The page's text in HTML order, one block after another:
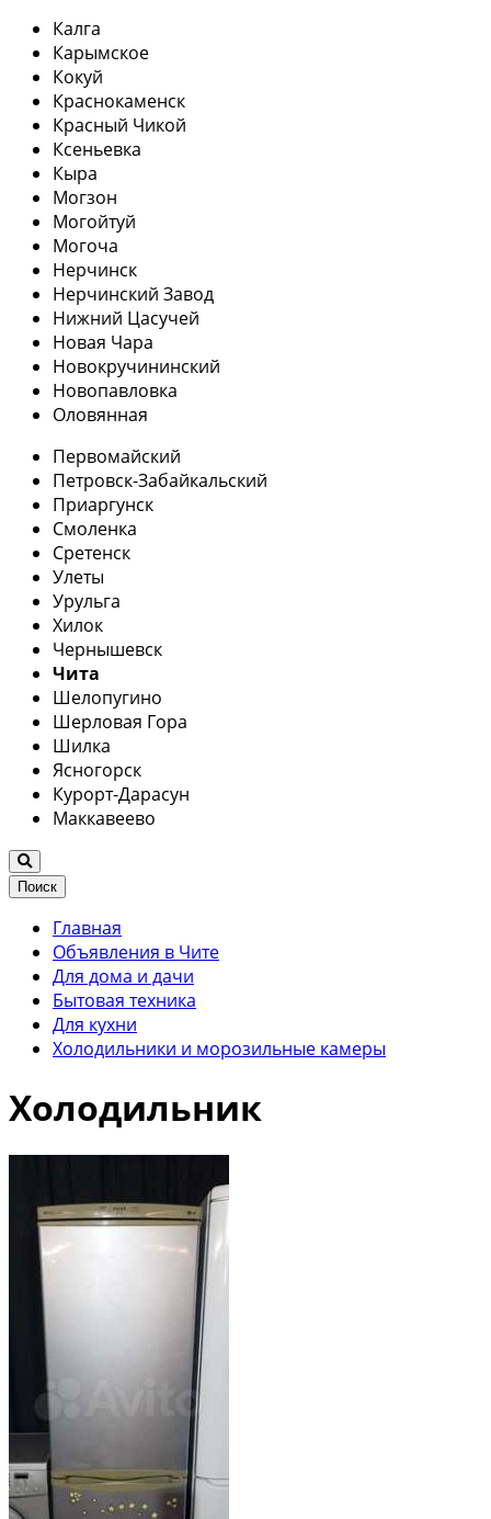
Калга
Карымское
Кокуй
Краснокаменск
Красный Чикой
Ксеньевка
Кыра
Могзон
Могойтуй
Могоча
Нерчинск
Нерчинский Завод
Нижний Цасучей
Новая Чара
Новокручининский
Новопавловка
Оловянная
Первомайский
Петровск-Забайкальский
Приаргунск
Смоленка
Сретенск
Улеты
Урульга
Хилок
Чернышевск
Чита
Шелопугино
Шерловая Гора
Шилка
Ясногорск
Курорт-Дарасун
Маккавеево
Поиск
Главная
Объявления в Чите
Для дома и дачи
Бытовая техника
Для кухни
Холодильники и морозильные камеры
Холодильник